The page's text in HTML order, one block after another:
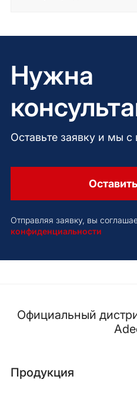
Нужна
Оставьте заявку и мы
Отправляя заявку, вы
конфиденциальности
Официальный
Продукция